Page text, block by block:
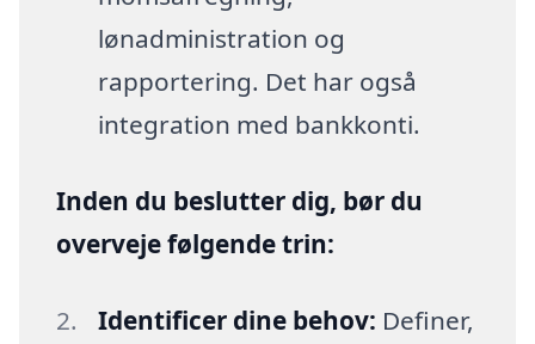
lønadministration og
rapportering. Det har også
integration med bankkonti.
Inden du beslutter dig, bør du
overveje følgende trin:
Identificer dine behov: Definer,